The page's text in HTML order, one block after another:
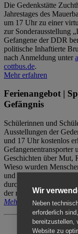
Die Gedenkstätte
Jahrestages des
um 17 Uhr zu einer
zur Sonderausstellung
Gefangene der DDR
politische Inhaftierte
nach Anmeldung unter
cottbus.de.
Mehr erfahren
Ferienangebot |
Gefängnis
Schülerinnen und
Ausstellungen der
und 17 Uhr kostenlos
Gefangenentransporter
Geschichten über Mut,
Wieso wurden
und nach der Haft?
durch das
der reguläre Eintritt (8€
Mehr erfahren
Wir
Neben
erforderlich
bereitzustellen,
Website zu